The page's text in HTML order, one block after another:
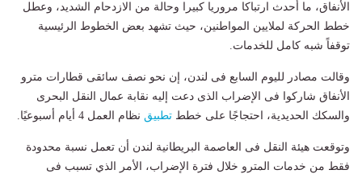
الأنفاق، ما أحدث ارتباكا مروريا كبيرا وحالة من الازدحام الشديد، وعطل
خطط الحركة لملايين المواطنين، حيث تشهد بعض الخطوط الرئيسية
توقفاً شبه كامل للخدمات.
وقالت مصادر لليوم السابع فى لندن، إن نحو نصف سائقى قطارات مترو
الأنفاق شاركوا فى الإضراب الذى دعت إليه نقابة عمال النقل البحرى
والسكك الحديدية، احتجاجًا على خطط تطبيق نظام العمل 4 أيام أسبوعيًا.
وتوقعت هيئة النقل فى العاصمة البريطانية لندن أن تعمل نسبة محدودة
فقط من خدمات المترو خلال فترة الإضراب، الأمر الذي تسبب فى